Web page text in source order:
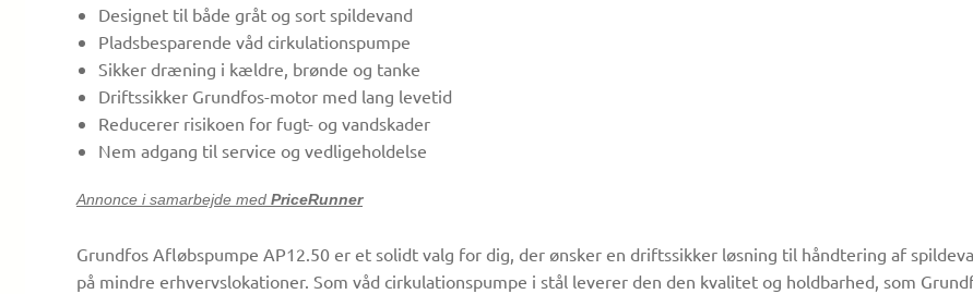
Designet til både gråt og sort spildevand
Pladsbesparende våd cirkulationspumpe
Sikker dræning i kældre, brønde og tanke
Driftssikker Grundfos-motor med lang levetid
Reducerer risikoen for fugt- og vandskader
Nem adgang til service og vedligeholdelse
Annonce i samarbejde med PriceRunner
Grundfos Afløbspumpe AP12.50 er et solidt valg for dig, der ønsker en driftssikker løsning til håndtering af
på mindre erhvervslokationer. Som våd cirkulationspumpe i stål leverer den den kvalitet og holdbarhed, som